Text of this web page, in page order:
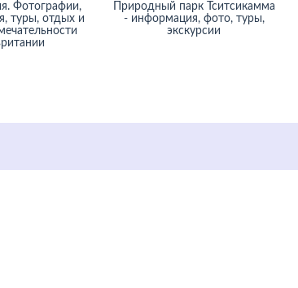
Фотографии,
туры, отдых и
Природный парк Тситсикамма
- информация, фото, туры,
экскурсии